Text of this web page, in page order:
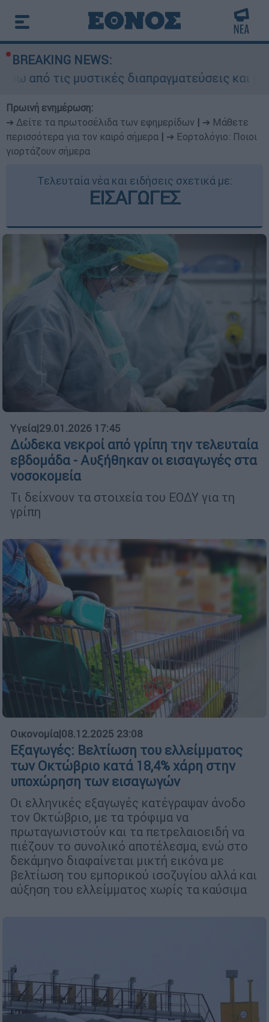
BREAKING NEWS:
διαπραγματεύσεις και γιατί
Πρωινή ενημέρωση:
➔ Δείτε τα πρωτοσέλιδα των εφημερίδων
➔ Μάθετε
περισσότερα για τον καιρό σήμερα
➔ Εορτολόγιο: Ποιοι
γιορτάζουν σήμερα
Τελευταία νέα και ειδήσεις σχετικά με:
ΕΙΣΑΓΩΓΕΣ
Υγεία|29.01.2026 17:45
Δώδεκα νεκροί από γρίπη την τελευταία
εβδομάδα - Αυξήθηκαν οι εισαγωγές στα
νοσοκομεία
Τι δείχνουν τα στοιχεία του ΕΟΔΥ για τη
γρίπη
Οικονομία|08.12.2025 23:08
Εξαγωγές: Βελτίωση του ελλείμματος
των Οκτώβριο κατά 18,4% χάρη στην
υποχώρηση των εισαγωγών
Οι ελληνικές εξαγωγές κατέγραψαν άνοδο
τον Οκτώβριο, με τα τρόφιμα να
πρωταγωνιστούν και τα πετρελαιοειδή να
πιέζουν το συνολικό αποτέλεσμα, ενώ στο
δεκάμηνο διαφαίνεται μικτή εικόνα με
βελτίωση του εμπορικού ισοζυγίου αλλά και
αύξηση του ελλείμματος χωρίς τα καύσιμα